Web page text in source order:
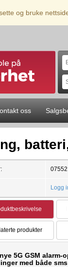
og bruke
oss
07552
Logg
produkter
5G GSM
med både